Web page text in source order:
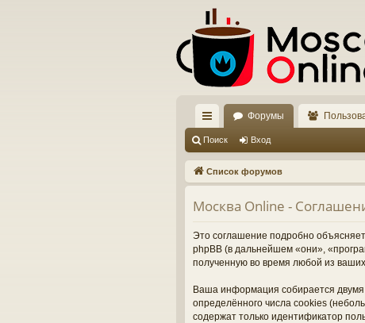
с
ы
лк
и
Форумы
Поиск Вход
Список форумов
Москва Online -
Это соглашение подробно
phpBB (в дальнейшем «они»,
полученную во время любой из
Ваша информация собирается
определённого числа cookies
содержат только идентификатор